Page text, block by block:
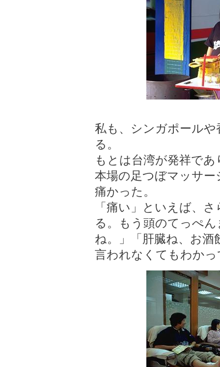
私も、シンガポール
る。
もとは台湾が発祥で
本場の足つぼマッサ
痛かった。
「痛い」といえば、
る。もう頭のてっぺ
ね。」「肝臓ね、お酒
言われなくてもわか